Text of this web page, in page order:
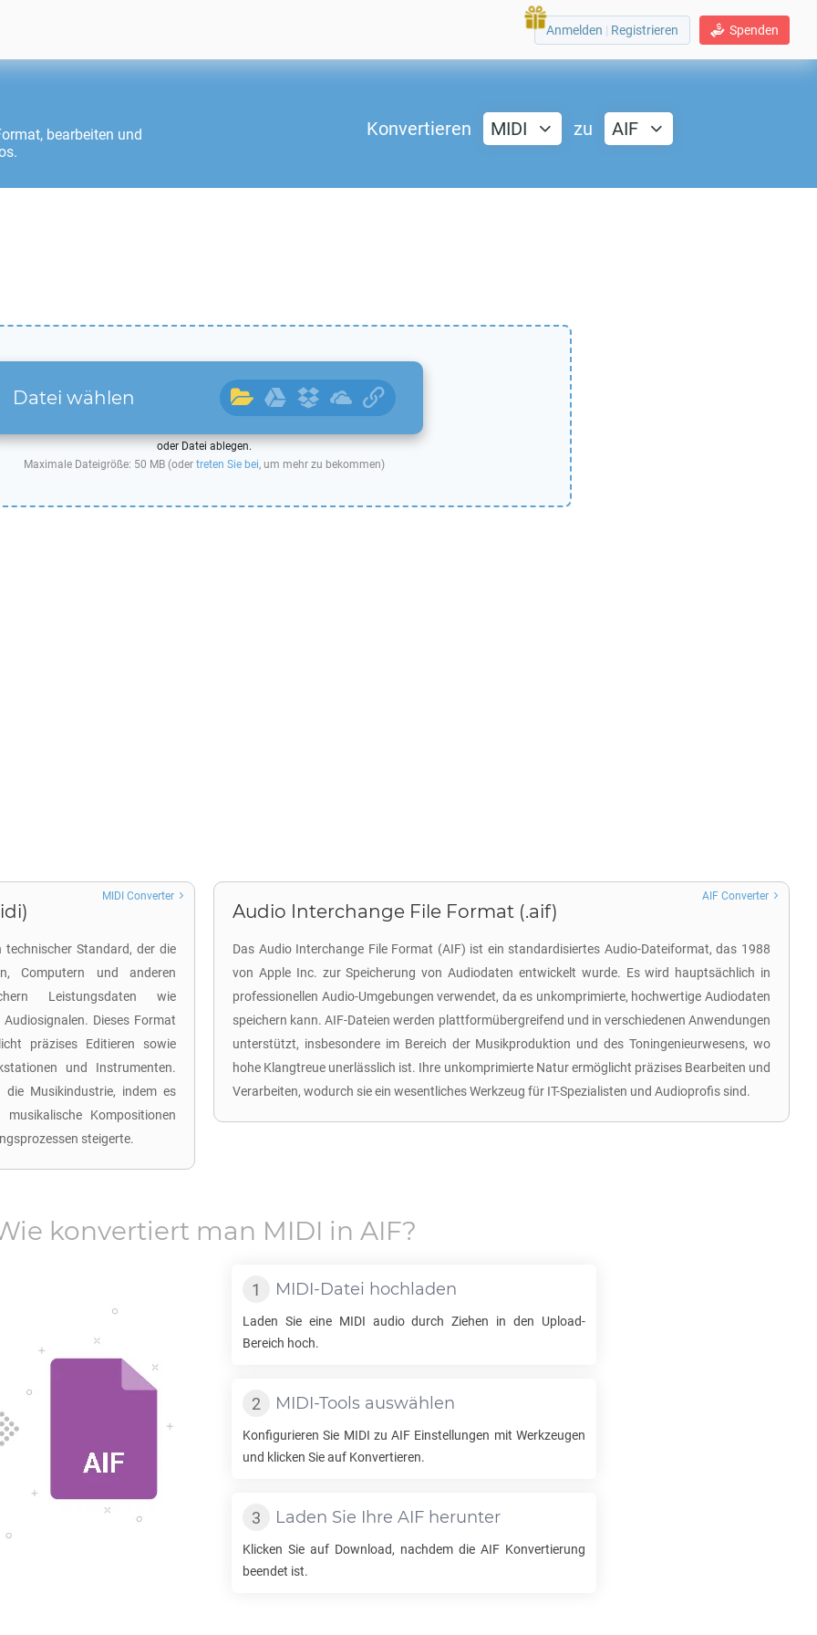
Spenden
Anmelden | Registrieren
bearbeiten und
Konvertieren MIDI zu AIF
Datei wählen
oder Datei ablegen.
Maximale Dateigröße: 50 MB (oder treten Sie bei, um mehr zu bekommen)
Standard, der die
Computern und anderen
Leistungsdaten wie
Dieses Format
präzises Editieren sowie
und Instrumenten.
Musikindustrie, indem es
Kompositionen
steigerte.
MIDI Converter
Audio Interchange File Format (.aif)
Das Audio Interchange File Format (AIF) ist ein standardisiertes Audio-Dateiformat, das 1988
von Apple Inc. zur Speicherung von Audiodaten entwickelt wurde. Es wird hauptsächlich in
professionellen Audio-Umgebungen verwendet, da es unkomprimierte, hochwertige Audiodaten
speichern kann. AIF-Dateien werden plattformübergreifend und in verschiedenen Anwendungen
unterstützt, insbesondere im Bereich der Musikproduktion und des Toningenieurwesens, wo
hohe Klangtreue unerlässlich ist. Ihre unkomprimierte Natur ermöglicht präzises Bearbeiten und
Verarbeiten, wodurch sie ein wesentliches Werkzeug für IT-Spezialisten und Audioprofis sind.
AIF Converter
konvertiert man MIDI in AIF?
MIDI-Datei hochladen
Laden Sie eine MIDI audio durch Ziehen in den Upload-
Bereich hoch.
MIDI-Tools auswählen
Konfigurieren Sie MIDI zuAIF Einstellungen mit Werkzeugen
und klicken Sie auf Konvertieren.
Laden Sie Ihre AIF herunter
Klicken Sie auf Download, nachdem die AIF Konvertierung
beendet ist.